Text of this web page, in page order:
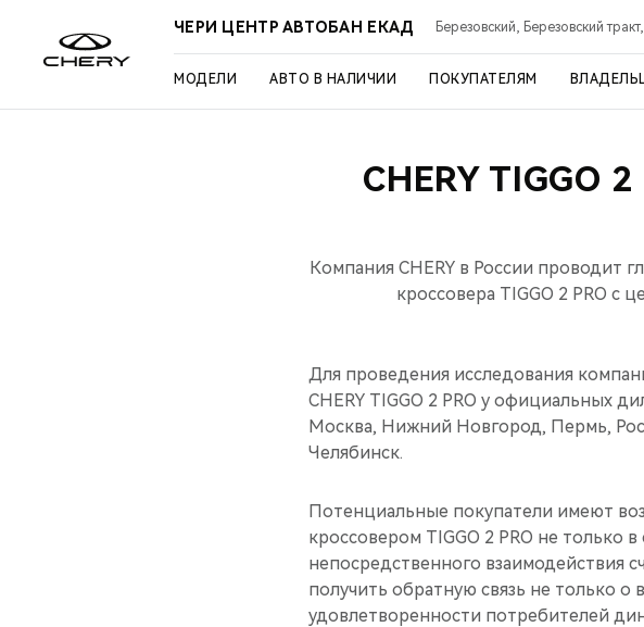
ЧЕРИ ЦЕНТР АВТОБАН ЕКАД Березовский, Березовский
МОДЕЛИ АВТО В НАЛИЧИИ ПОКУПАТЕЛЯМ
CHERY TIGGO
Компания CHERY в России проводит
кроссовера TIGGO 2 PRO с
Для проведения исследования
CHERY TIGGO 2 PRO у официальных
Москва, Нижний Новгород, Пермь,
Челябинск.
Потенциальные покупатели имеют
кроссовером TIGGO 2 PRO не только
непосредственного взаимодействия
получить обратную связь не только
удовлетворенности потребителей